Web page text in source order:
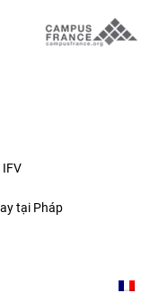
tại Pháp